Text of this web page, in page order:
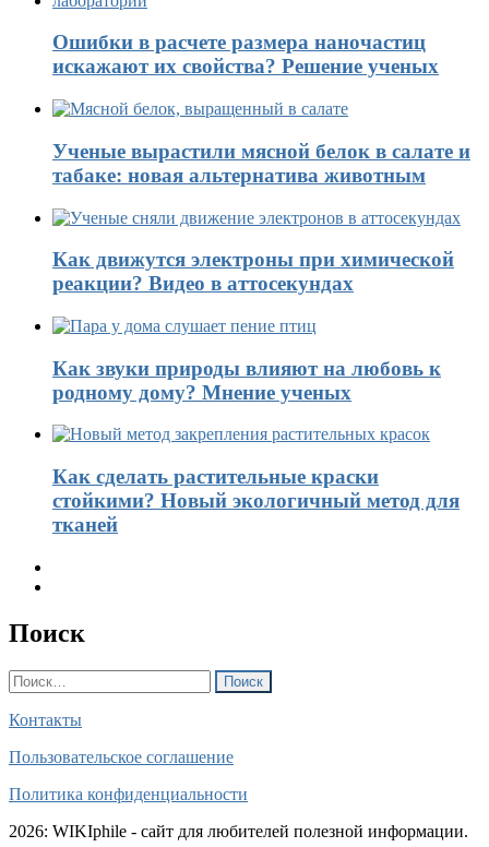
Ошибки в расчете размера наночастиц
искажают их свойства? Решение ученых
Ученые вырастили мясной белок в салате и
табаке: новая альтернатива животным
Как движутся электроны при химической
реакции? Видео в аттосекундах
Как звуки природы влияют на любовь к
родному дому? Мнение ученых
Как сделать растительные краски
стойкими? Новый экологичный метод для
тканей
Поиск
Найти:
Контакты
Пользовательское соглашение
Политика конфиденциальности
2026: WIKIphile - сайт для любителей полезной информации.